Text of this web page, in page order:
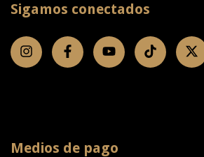
Sigamos conectados
Medios de pago